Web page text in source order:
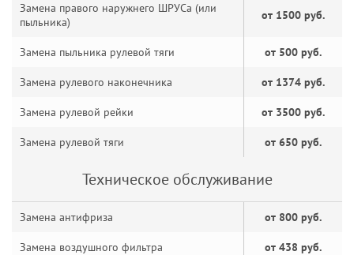
Замена правого наружнего ШРУСа (или
пыльника)
от 1500 руб.
Замена пыльника рулевой тяги от 500 руб.
Замена рулевого наконечника от 1374 руб.
Замена рулевой рейки от 3500 руб.
Замена рулевой тяги от 650 руб.
Техническое обслуживание
Замена антифриза от 800 руб.
Замена воздушного фильтра от 438 руб.